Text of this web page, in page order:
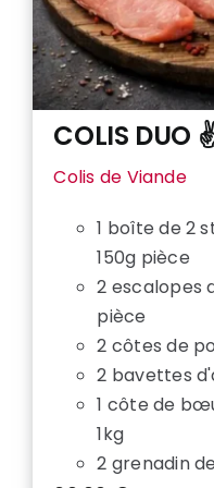
COLIS DUO
Colis de Viande
1 boîte de 2
150g pièce
2 escalopes
pièce
2 côtes de
2 bavettes
1 côte de
1kg
2 grenadin